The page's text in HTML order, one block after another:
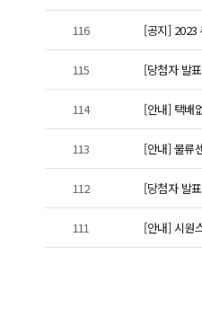
116 [공지] 2023
115 [당첨자 발
114 [안내] 택배
113 [안내] 물류
112 [당첨자 발
111 [안내] 시원